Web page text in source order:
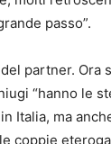
passo”.
partner. Ora
“hanno le
Italia, ma
coppie